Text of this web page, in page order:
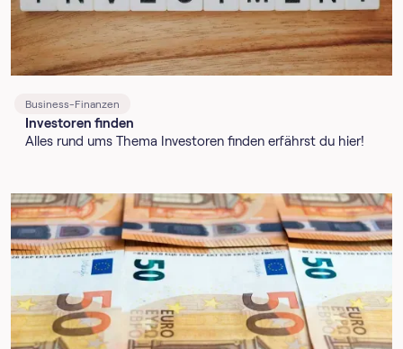
Business-Finanzen
Investoren finden
Alles rund ums Thema Investoren finden erfährst du hier!